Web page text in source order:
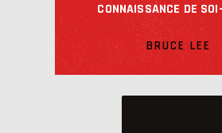
CONNAISSANCE DE
BRUCE LEE